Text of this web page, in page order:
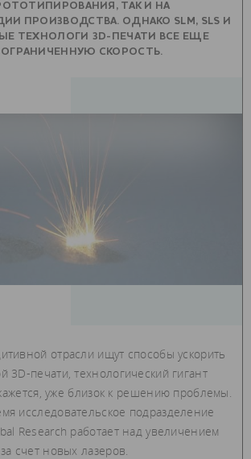
ТАК И НА
ПРОИЗВОДСТВА. ОДНАКО SLM, SLS И
ТЕХНОЛОГИ 3D-ПЕЧАТИ ВСЕ ЕЩЕ
СКОРОСТЬ.
отрасли ищут способы ускорить
3D-печати, технологический гигант
уже близок к решению проблемы.
исследовательское подразделение
Research работает над увеличением
счет новых лазеров.